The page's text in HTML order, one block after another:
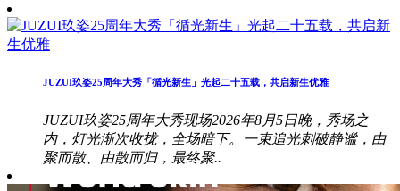
JUZUI玖姿25周年大秀「循光新生」光起二十五载，共启新生优雅
JUZUI玖姿25周年大秀现场2026年8月5日晚，秀场之
内，灯光渐次收拢，全场暗下。一束追光刺破静谧，由
聚而散、由散而归，最终聚..